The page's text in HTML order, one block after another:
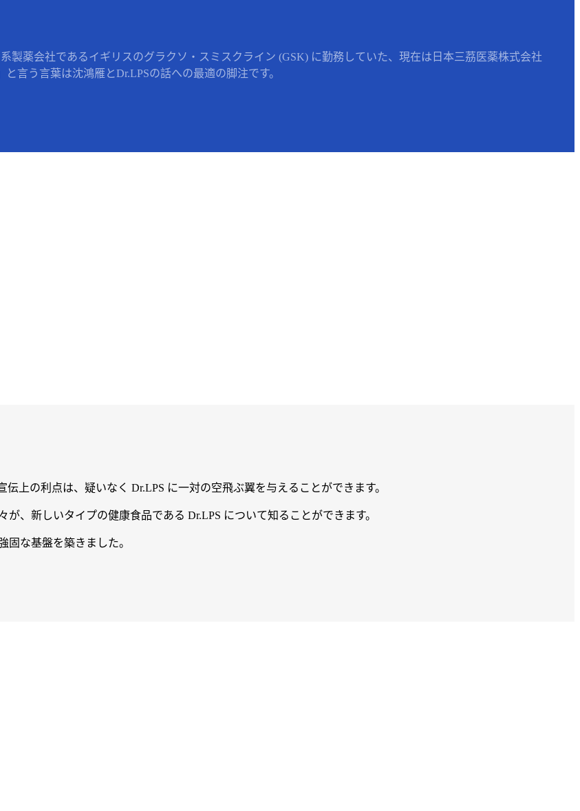
製薬会社であるイギリスのグラクソ・スミスクライン (GSK) に勤務していた、現在は日本三茘医薬株式会社
言う言葉は沈鴻雁とDr.LPSの話への最適の脚注です。
上の利点は、疑いなく Dr.LPS に一対の空飛ぶ翼を与えることができます。
、新しいタイプの健康食品である Dr.LPS について知ることができます。
固な基盤を築きました。